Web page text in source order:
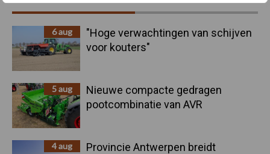
Sidebar
6 aug
"Hoge verwachtingen van schijven
voor kouters"
5 aug
Nieuwe compacte gedragen
pootcombinatie van AVR
4 aug
Provincie Antwerpen breidt